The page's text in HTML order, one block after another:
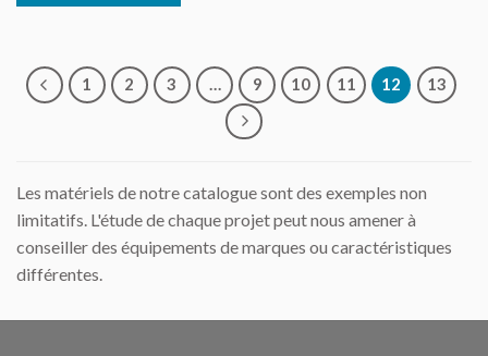
1 2 3 … 9 10 11 12 13
Les matériels de notre catalogue sont des exemples non
limitatifs. L'étude de chaque projet peut nous amener à
conseiller des équipements de marques ou caractéristiques
différentes.